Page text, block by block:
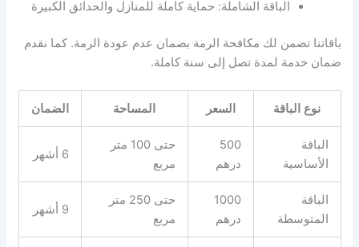
الباقة الشاملة: حماية كاملة للمنازل والحدائق الكبيرة
باقاتنا تضمن لك مكافحة الرمة بضمان عدم عودة الرمة. كما نقدم
ضمان خدمة لمدة تصل إلى سنة كاملة.
نوع الباقة السعر المساحة الضمان
الباقة
الأساسية
500
درهم
حتى 100 متر
مربع
6 أشهر
الباقة
المتوسطة
1000
درهم
حتى 250 متر
مربع
9 أشهر